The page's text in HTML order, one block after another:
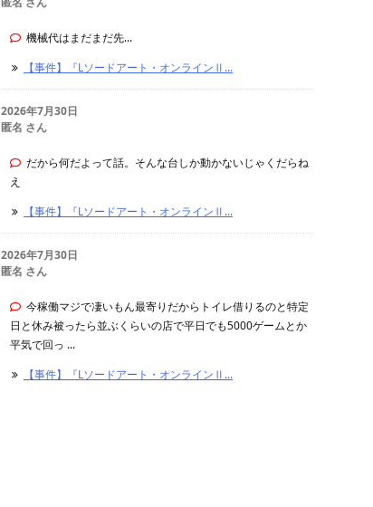
機械代はまだまだ先...
【事件】『Lソードアート・オンラインⅡ...
2026年7月30日
匿名 さん
だから何だよって話。そんな台しか動かないじゃくだらね
え
【事件】『Lソードアート・オンラインⅡ...
2026年7月30日
匿名 さん
今稼働マジで凄いもん最寄りだからトイレ借りるのと特定
日と休み被ったら並ぶくらいの店で平日でも5000ゲームとか
平気で回っ ...
【事件】『Lソードアート・オンラインⅡ...